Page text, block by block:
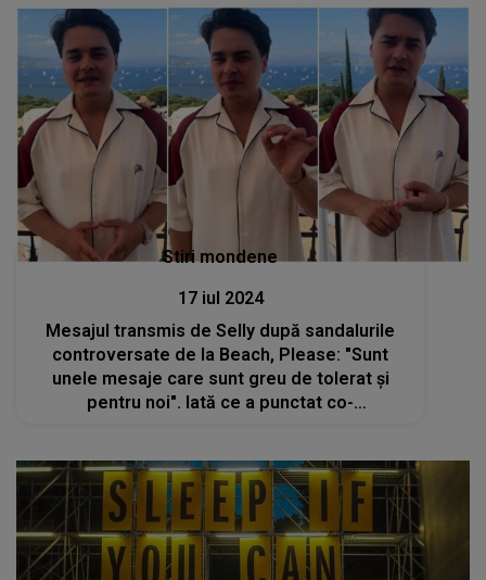
Stiri mondene
17 iul 2024
Mesajul transmis de Selly după sandalurile
controversate de la Beach, Please: "Sunt
unele mesaje care sunt greu de tolerat și
pentru noi". Iată ce a punctat co-